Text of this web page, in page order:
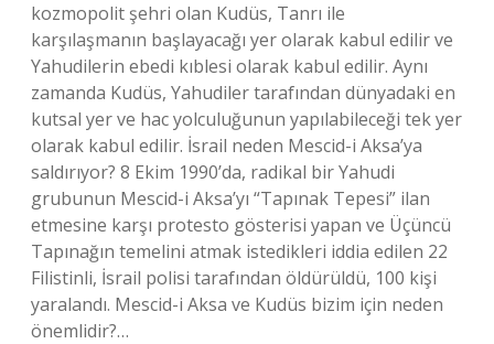
kozmopolit şehri olan Kudüs, Tanrı ile
karşılaşmanın başlayacağı yer olarak kabul edilir ve
Yahudilerin ebedi kıblesi olarak kabul edilir. Aynı
zamanda Kudüs, Yahudiler tarafından dünyadaki en
kutsal yer ve hac yolculuğunun yapılabileceği tek yer
olarak kabul edilir. İsrail neden Mescid-i Aksa’ya
saldırıyor? 8 Ekim 1990’da, radikal bir Yahudi
grubunun Mescid-i Aksa’yı “Tapınak Tepesi” ilan
etmesine karşı protesto gösterisi yapan ve Üçüncü
Tapınağın temelini atmak istedikleri iddia edilen 22
Filistinli, İsrail polisi tarafından öldürüldü, 100 kişi
yaralandı. Mescid-i Aksa ve Kudüs bizim için neden
önemlidir?…